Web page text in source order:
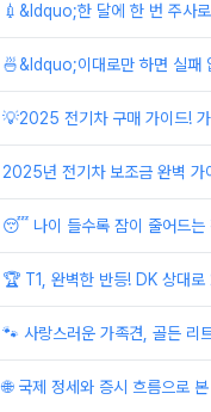
💉&ldquo;한 달에 한 번 주사
🍜&ldquo;이대로만 하면 실패
💡2025 전기차 구매 가이드!
2025년 전기차 보조금 완벽 가
😴 나이 들수록 잠이 줄어드는
🏆 T1, 완벽한 반등! DK 상대
🐾 사랑스러운 가족견, 골든 리
🌐 국제 정세와 증시 흐름으로